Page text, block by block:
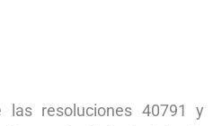
las resoluciones 40791 y